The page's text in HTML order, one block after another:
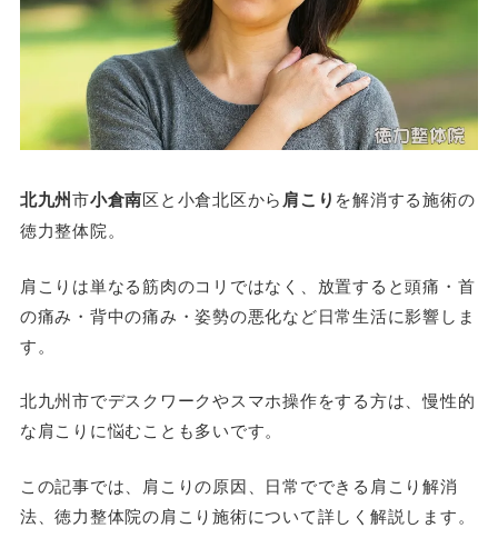
北九州市小倉南区と小倉北区から肩こり を解消する施術の
徳力整体院。
肩こりは単なる筋肉のコリではなく、放置すると頭痛・首
の痛み・背中の痛み・姿勢の悪化など日常生活に影響しま
す。
北九州市でデスクワークやスマホ操作をする方は、慢性的
な肩こりに悩むことも多いです。
この記事では、肩こりの原因、日常でできる肩こり解消
法、徳力整体院の肩こり施術について詳しく解説します。